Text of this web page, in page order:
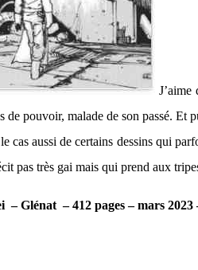
de pouvoir, malade de son passé.
cas aussi de certains dessins qui
pas très gai mais qui prend aux
Glénat – 412 pages – mars 2023